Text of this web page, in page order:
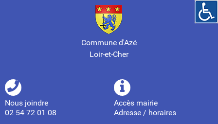
Commune d'Azé
Loir-et-Cher
Nous joindre
02 54 72 01 08
Accès mairie
Adresse / horaires